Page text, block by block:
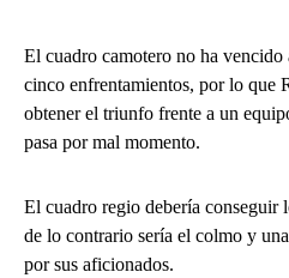
El cuadro camotero no ha
cinco enfrentamientos, por lo que
obtener el triunfo frente a un
pasa por mal momento.
El cuadro regio debería conseguir
de lo contrario sería el colmo y
por sus aficionados.